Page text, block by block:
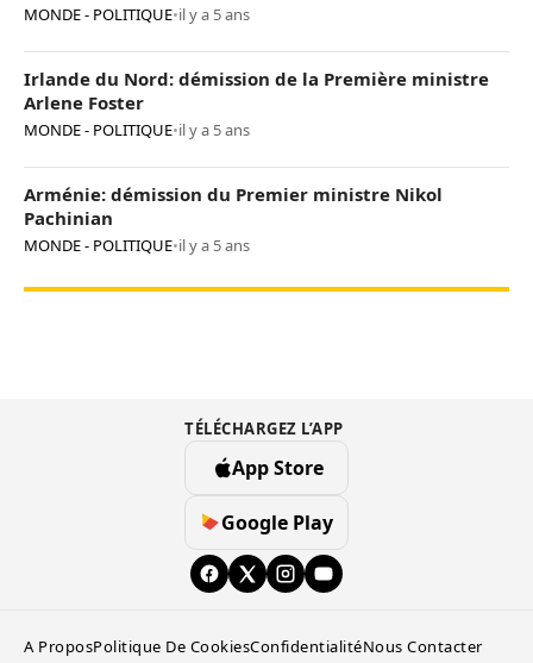
MONDE - POLITIQUE•il y a 5 ans
Irlande du Nord: démission de la Première ministre
Arlene Foster
MONDE - POLITIQUE•il y a 5 ans
Arménie: démission du Premier ministre Nikol
Pachinian
MONDE - POLITIQUE•il y a 5 ans
TÉLÉCHARGEZ L’APP
App Store
Google Play
A ProposPolitique De CookiesConfidentialitéNous Contacter